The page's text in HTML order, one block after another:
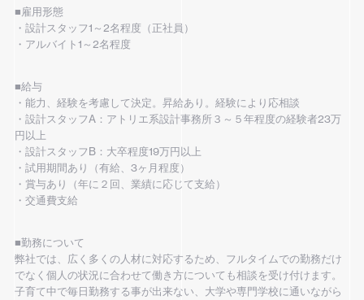
■雇用形態
・設計スタッフ1～2名程度（正社員）
・アルバイト1～2名程度
■給与
・能力、経験を考慮して決定。昇給あり。経験により応相談
・設計スタッフA：アトリエ系設計事務所３～５年程度の経験者23万
円以上
・設計スタッフB：大卒程度19万円以上
・試用期間あり（有給、3ヶ月程度）
・賞与あり（年に２回、業績に応じて支給）
・交通費支給
■勤務について
弊社では、広く多くの人材に対応するため、フルタイムでの勤務だけ
でなく個人の状況に合わせて働き方についても相談を受け付けます。
子育て中で毎日勤務する事が出来ない、大学や専門学校に通いながら